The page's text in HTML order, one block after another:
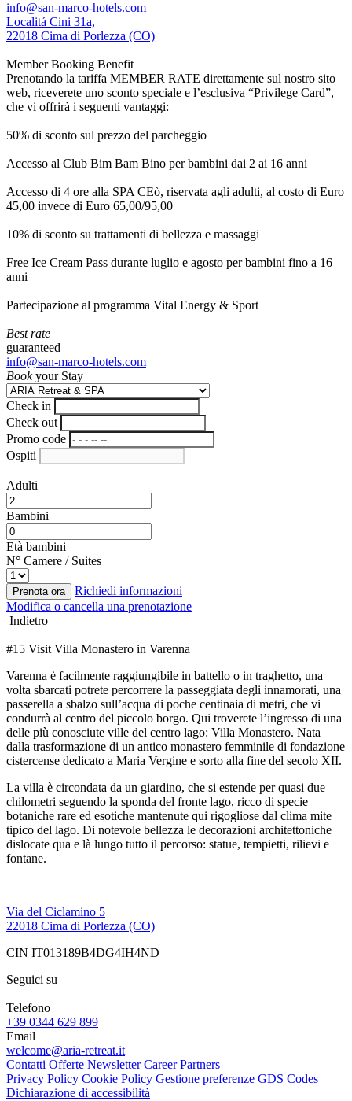
info@san-marco-hotels.com
Localitá Cini 31a,
22018 Cima di Porlezza (CO)
Member Booking Benefit
Prenotando la tariffa MEMBER RATE direttamente sul nostro sito
web, riceverete uno sconto speciale e l’esclusiva “Privilege Card”,
che vi offrirà i seguenti vantaggi:
50% di sconto sul prezzo del parcheggio
Accesso al Club Bim Bam Bino per bambini dai 2 ai 16 anni
Accesso di 4 ore alla SPA CEò, riservata agli adulti, al costo di Euro
45,00 invece di Euro 65,00/95,00
10% di sconto su trattamenti di bellezza e massaggi
Free Ice Cream Pass durante luglio e agosto per bambini fino a 16
anni
Partecipazione al programma Vital Energy & Sport
Best rate
guaranteed
info@san-marco-hotels.com
Bookyour Stay
Check in
Check out
Promo code
Ospiti
Adulti
Bambini
Età bambini
N° Camere / Suites
Prenota ora
Richiedi informazioni
Modifica o cancella una prenotazione
Indietro
#15 Visit Villa Monastero in Varenna
Varenna è facilmente raggiungibile in battello o in traghetto, una
volta sbarcati potrete percorrere la passeggiata degli innamorati, una
passerella a sbalzo sull’acqua di poche centinaia di metri, che vi
condurrà al centro del piccolo borgo. Qui troverete l’ingresso di una
delle più conosciute ville del centro lago: Villa Monastero. Nata
dalla trasformazione di un antico monastero femminile di fondazione
cistercense dedicato a Maria Vergine e sorto alla fine del secolo XII.
La villa è circondata da un giardino, che si estende per quasi due
chilometri seguendo la sponda del fronte lago, ricco di specie
botaniche rare ed esotiche mantenute qui rigogliose dal clima mite
tipico del lago. Di notevole bellezza le decorazioni architettoniche
dislocate qua e là lungo tutto il percorso: statue, tempietti, rilievi e
fontane.
Via del Ciclamino 5
22018 Cima di Porlezza (CO)
CIN IT013189B4DG4IH4ND
Seguici su
Telefono
+39 0344 629 899
Email
welcome@aria-retreat.it
Contatti Offerte Newsletter Career Partners
Privacy Policy Cookie Policy Gestione preferenze GDS Codes
Dichiarazione di accessibilità